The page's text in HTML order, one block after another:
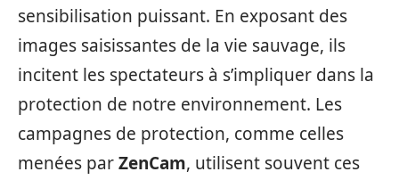
sensibilisation puissant. En exposant des
images saisissantes de la vie sauvage, ils
incitent les spectateurs à s’impliquer dans la
protection de notre environnement. Les
campagnes de protection, comme celles
menées parZenCam, utilisent souvent ces